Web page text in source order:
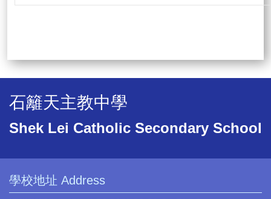
石籬天主教中學
Shek Lei Catholic Secondary School
學校地址 Address